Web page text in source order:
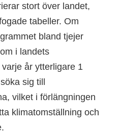
stort över landet,
tabeller. Om
bland tjejer
i landets
år ytterligare 1
sig till
vilket i förlängningen
klimatomställning och